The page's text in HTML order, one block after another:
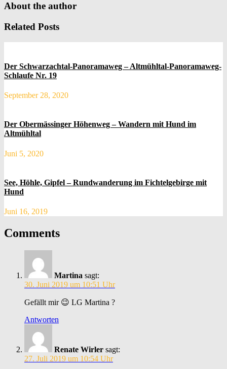
About the author
Related Posts
Der Schwarzachtal-Panoramaweg – Altmühltal-Panoramaweg-
Schlaufe Nr. 19
September 28, 2020
Der Obermässinger Höhenweg – Wandern mit Hund im
Altmühltal
Juni 5, 2020
See, Höhle, Gipfel – Rundwanderung im Fichtelgebirge mit
Hund
Juni 16, 2019
Comments
Martina sagt:
30. Juni 2019 um 10:51 Uhr
Gefällt mir 😉 LG Martina ?
Antworten
Renate Wirler sagt:
27. Juli 2019 um 10:54 Uhr